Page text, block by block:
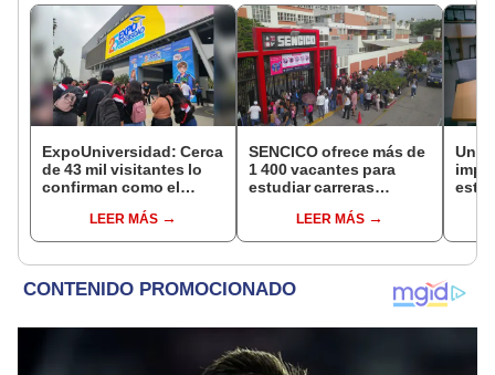
ExpoUniversidad: Cerca
de 43 mil visitantes lo
confirman como el
orientación vocacional
LEER MÁS
SENCICO ofrece más de
1 400 vacantes para
estudiar carreras
construcción y
saneamiento a nivel
LEER MÁS